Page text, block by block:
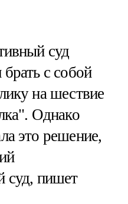
суд
с собой
на шествие
Однако
это решение,
суд, пишет